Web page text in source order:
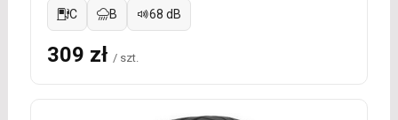
C B 68 dB
309 zł / szt.